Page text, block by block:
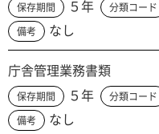
保存期間 ５年 分類コード
備考 なし
庁舎管理業務書類
保存期間 ５年 分類コード
備考 なし